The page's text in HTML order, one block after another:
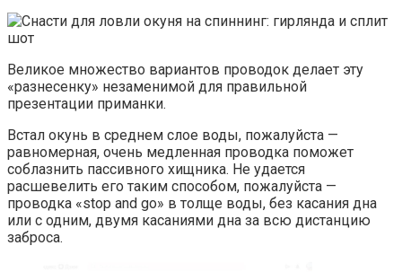
Великое множество вариантов проводок делает эту
«разнесенку» незаменимой для правильной
презентации приманки.
Встал окунь в среднем слое воды, пожалуйста —
равномерная, очень медленная проводка поможет
соблазнить пассивного хищника. Не удается
расшевелить его таким способом, пожалуйста —
проводка «stop and go» в толще воды, без касания дна
или с одним, двумя касаниями дна за всю дистанцию
заброса.